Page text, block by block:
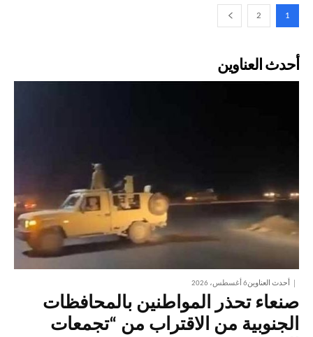
1
2
أحدث العناوين
أحدث العناوين6 أغسطس، 2026
صنعاء تحذر المواطنين بالمحافظات
الجنوبية من الاقتراب من “تجمعات